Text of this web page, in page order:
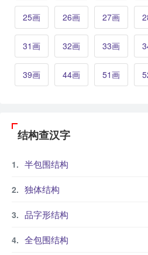
25画 26画 27画
31画 32画 33画
39画 44画 51画
结构查汉字
半包围结构
独体结构
品字形结构
全包围结构